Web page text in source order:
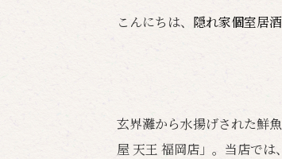
こんにちは、 隠れ家個室居
玄界灘から水揚げされた鮮
屋 天王 福岡店」。当店では